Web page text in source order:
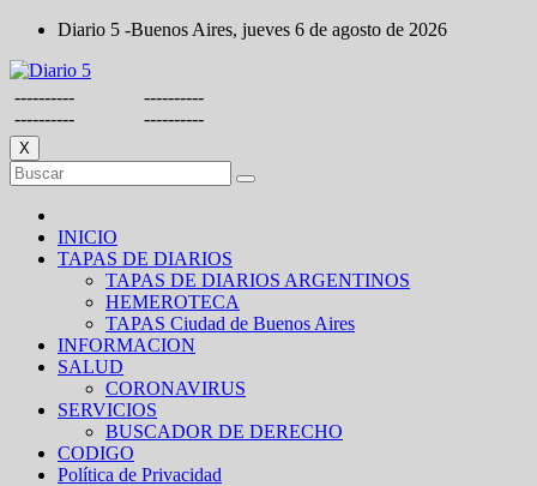
Saltar
contenido
Diario 5 -Buenos Aires, jueves 6 de agosto de 2026
----------
----------
----------
----------
X
INICIO
TAPAS DE DIARIOS
TAPAS DE DIARIOS ARGENTINOS
HEMEROTECA
TAPAS Ciudad de Buenos Aires
INFORMACION
SALUD
CORONAVIRUS
SERVICIOS
BUSCADOR DE DERECHO
CODIGO
Política de Privacidad